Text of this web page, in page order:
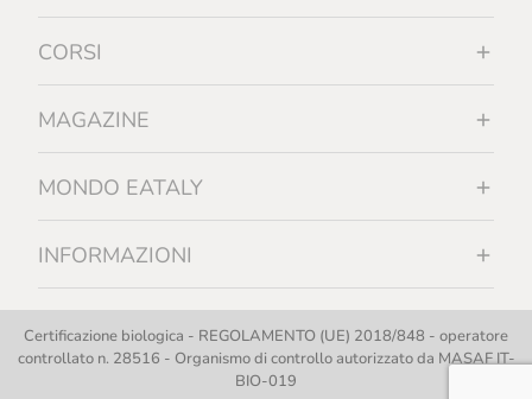
CORSI
MAGAZINE
MONDO EATALY
INFORMAZIONI
Certificazione biologica - REGOLAMENTO (UE) 2018/848 - operatore
controllato n. 28516 - Organismo di controllo autorizzato da MASAF IT-
BIO-019